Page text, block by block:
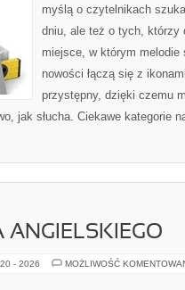
myślą o czytelnikach
dniu, ale też o tych, którzy
miejsce, w którym
nowości łączą się z
przystępny, dzięki czemu
jak słucha. Ciekawe kategorie
ANGIELSKIEGO
- 2026 MOŻLIWOŚĆ